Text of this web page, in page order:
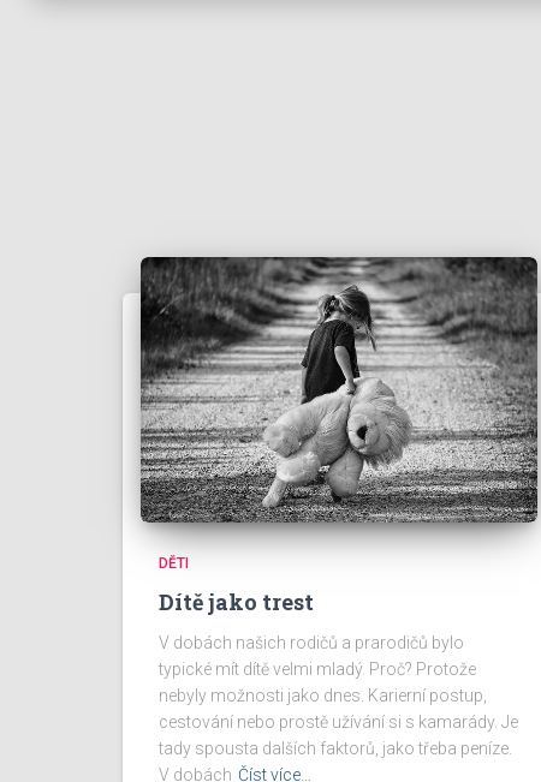
DĚTI
Dítě jako trest
V dobách našich rodičů a prarodičů bylo
typické mít dítě velmi mladý. Proč? Protože
nebyly možnosti jako dnes. Karierní postup,
cestování nebo prostě užívání si s kamarády. Je
tady spousta dalších faktorů, jako třeba peníze.
V dobách Číst více…